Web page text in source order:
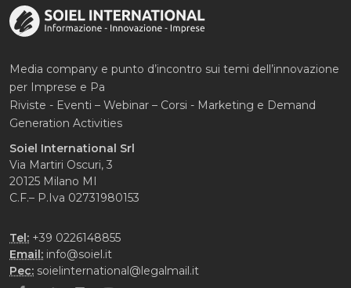
Media company e punto d’incontro sui temi dell’innovazione
per Imprese e Pa
Riviste - Eventi – Webinar – Corsi - Marketing e Demand
Generation Activities
Soiel International Srl
Via Martiri Oscuri, 3
20125 Milano MI
C.F.– P.Iva 02731980153
Tel: +39 0226148855
Email: info@soiel.it
Pec: soielinternational@legalmail.it